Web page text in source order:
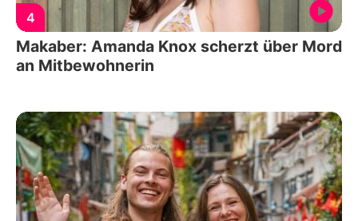
4
Makaber: Amanda Knox scherzt über Mord
an Mitbewohnerin